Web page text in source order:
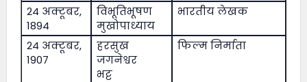
24 अक्टूबर,
1894
विभूतिभूषण
मुखोपाध्याय
भारतीय लेखक
24 अक्टूबर,
1907
हरसुख
जगनेश्वर
भट्ट
फिल्म निर्माता